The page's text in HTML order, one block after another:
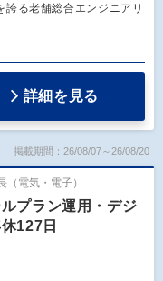
る老舗総合エンジニアリ
詳細を見る
掲載期間：26/08/07～26/08/20
電気・電子）
プラン運用・デジ
127日